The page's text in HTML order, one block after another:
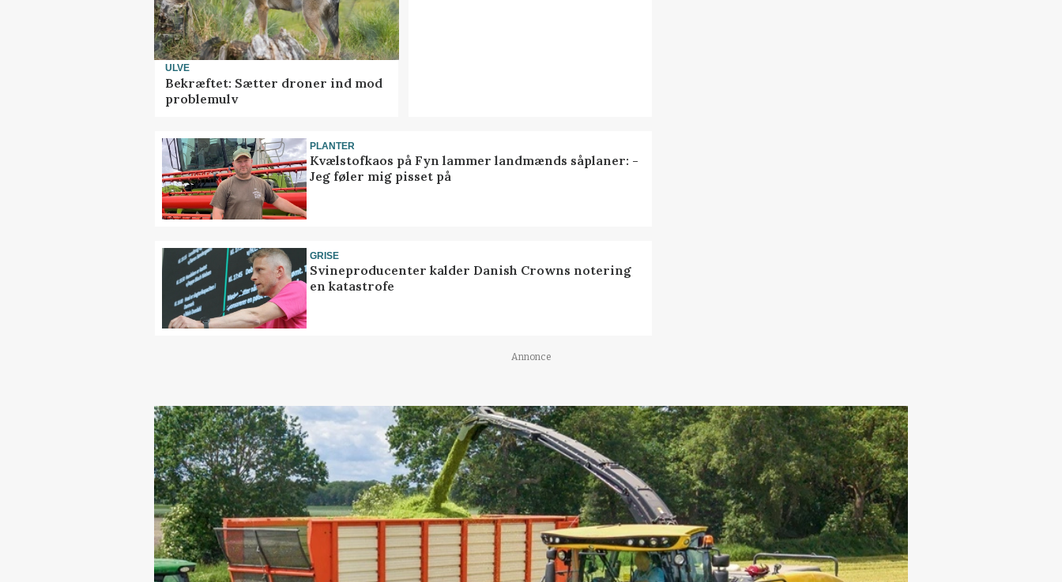
ULVE
Bekræftet: Sætter droner ind mod
problemulv
PLANTER
Kvælstofkaos på Fyn lammer landmænds såplaner: -
Jeg føler mig pisset på
GRISE
Svineproducenter kalder Danish Crowns notering
en katastrofe
Annonce